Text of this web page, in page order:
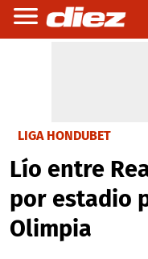
LIGA HONDUBET
Lío entre
por estadio
Olimpia